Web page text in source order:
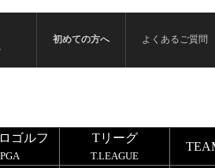
初めての方へ よくあるご質問
ゴルフ Tリーグ
T.LEAGUE